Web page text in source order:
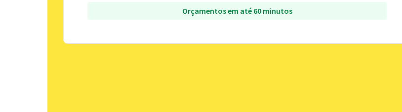
Orçamentos em até 60 minutos